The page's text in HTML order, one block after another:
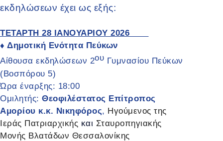
εκδηλώσεων έχει ως εξής:
ΤΕΤΑΡΤΗ 28 ΙΑΝΟΥΑΡΙΟΥ 2026
♦ Δημοτική Ενότητα Πεύκων
Αίθουσα εκδηλώσεων 2ου Γυμνασίου Πεύκων
(Βοσπόρου 5)
Ώρα έναρξης: 18:00
Ομιλητής: Θεοφιλέστατος Επίτροπος
Αμορίου κ.κ. Νικηφόρος, Ηγούμενος της
Ιεράς Πατριαρχικής και Σταυροπηγιακής
Μονής Βλατάδων Θεσσαλονίκης